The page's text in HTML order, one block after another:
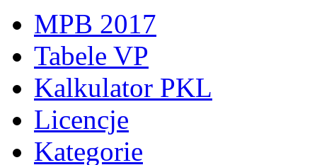
MPB 2017
Tabele VP
Kalkulator PKL
Licencje
Kategorie